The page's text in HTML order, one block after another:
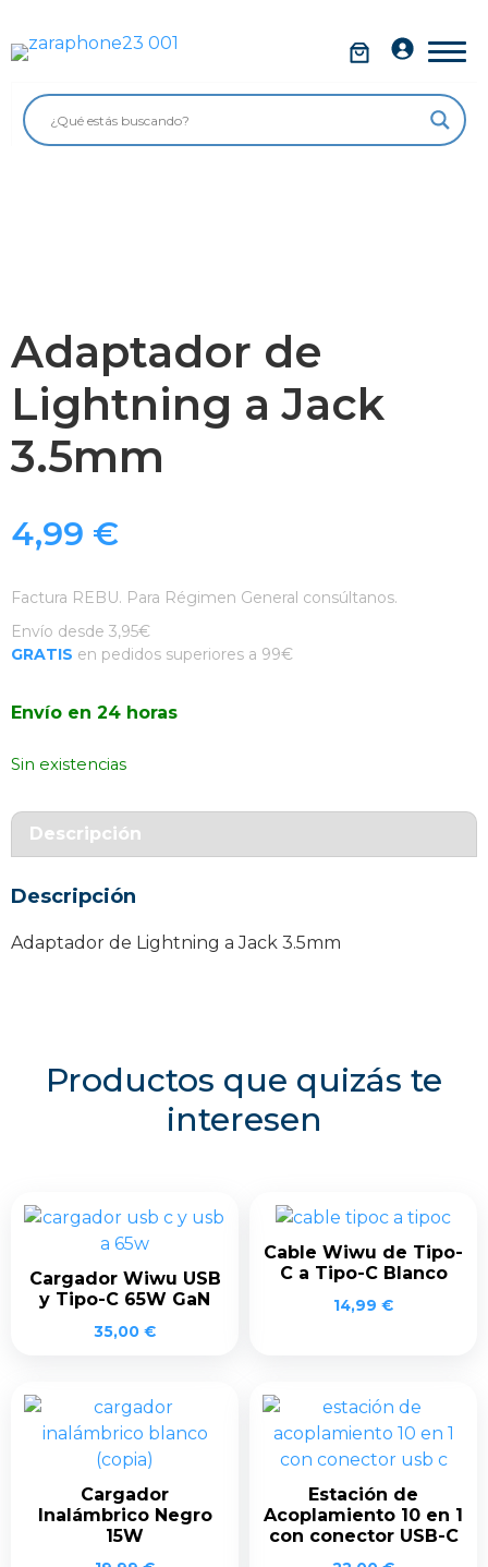
contenido
Adaptador de
Lightning a Jack
3.5mm
4,99 €
Factura REBU. Para Régimen General consúltanos.
Envío desde 3,95€
GRATIS en pedidos superiores a 99€
Envío en 24 horas
Sin existencias
Descripción
Descripción
Adaptador de Lightning a Jack 3.5mm
Productos que quizás te
interesen
Cargador Wiwu USB
y Tipo-C 65W GaN
35,00 €
Cable Wiwu de Tipo-
C a Tipo-C Blanco
14,99 €
Cargador
Inalámbrico Negro
15W
Estación de
Acoplamiento 10 en 1
con conector USB-C
Móviles
Impolutos
Accesorios
Garantía Zaraphone